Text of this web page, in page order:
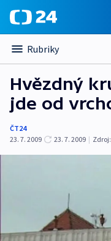
Rubriky
Hvězdný
jde od
ČT24
23. 7. 2009
23. 7. 2009 | Zdroj: